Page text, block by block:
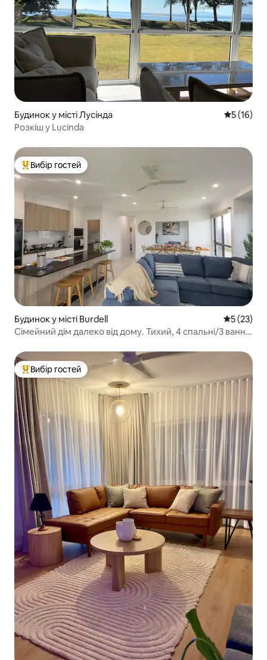
Будинок у місті Лусінда Середня
5 (16)
Розкіш у Lucinda
Топ вибір гостей
Вибір гостей
Будинок у місті Burdell Середня
5 (23)
Сімейний дім далеко від дому. Тихий, 4 спальні/3 ванні
Топ вибір гостей
Вибір гостей